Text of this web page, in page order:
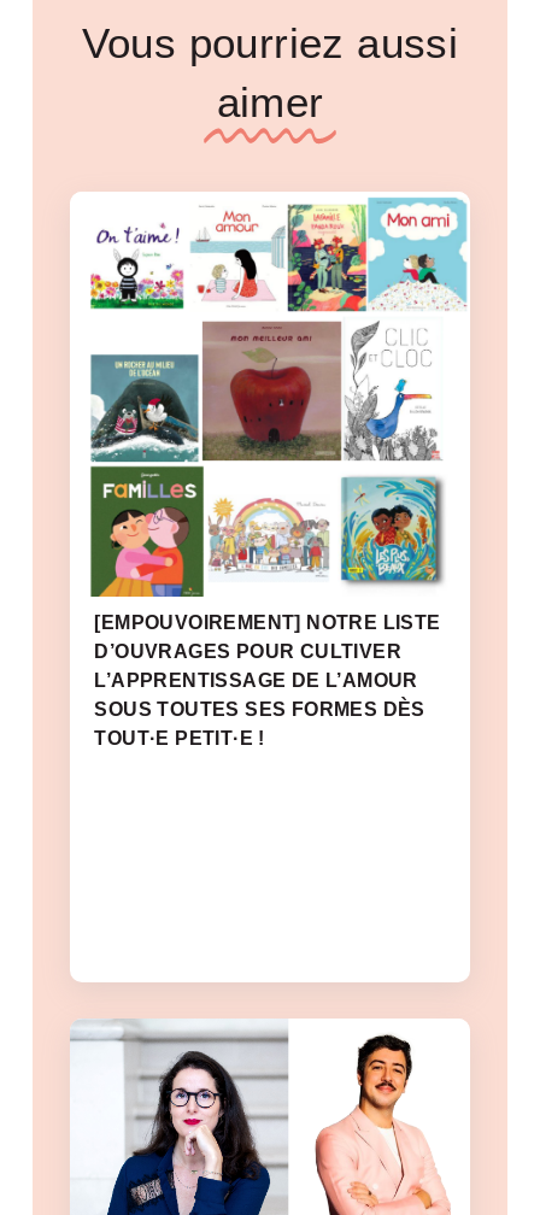
Vous pourriez aussi
aimer
[EMPOUVOIREMENT] NOTRE LISTE
D’OUVRAGES POUR CULTIVER
L’APPRENTISSAGE DE L’AMOUR
SOUS TOUTES SES FORMES DÈS
TOUT·E PETIT·E !